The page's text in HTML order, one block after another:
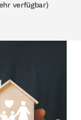
verfügbar)